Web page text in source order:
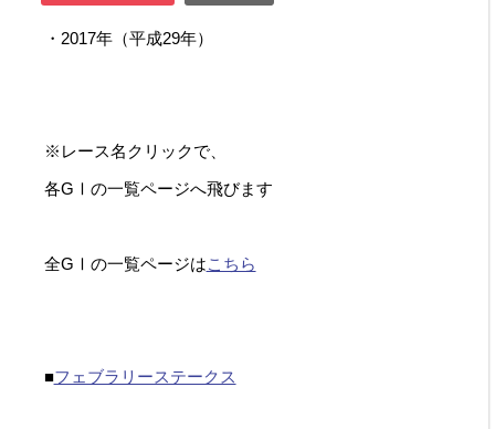
・2017年（平成29年）
※レース名クリックで、
各GⅠの一覧ページへ飛びます
全GⅠの一覧ページはこちら
■フェブラリーステークス